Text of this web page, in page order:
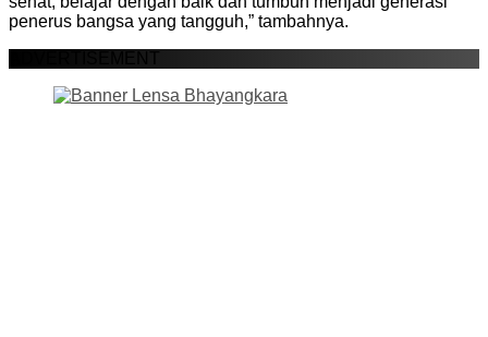
penerus bangsa yang tangguh,” tambahnya.
ADVERTISEMENT